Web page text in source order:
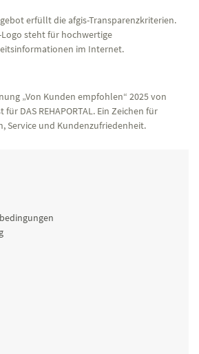
erfüllt die afgis-Transparenzkriterien.
Logo steht für hochwertige
im Internet.
„Von Kunden empfohlen“ 2025 von
für DAS REHAPORTAL. Ein Zeichen für
Service und Kundenzufriedenheit.